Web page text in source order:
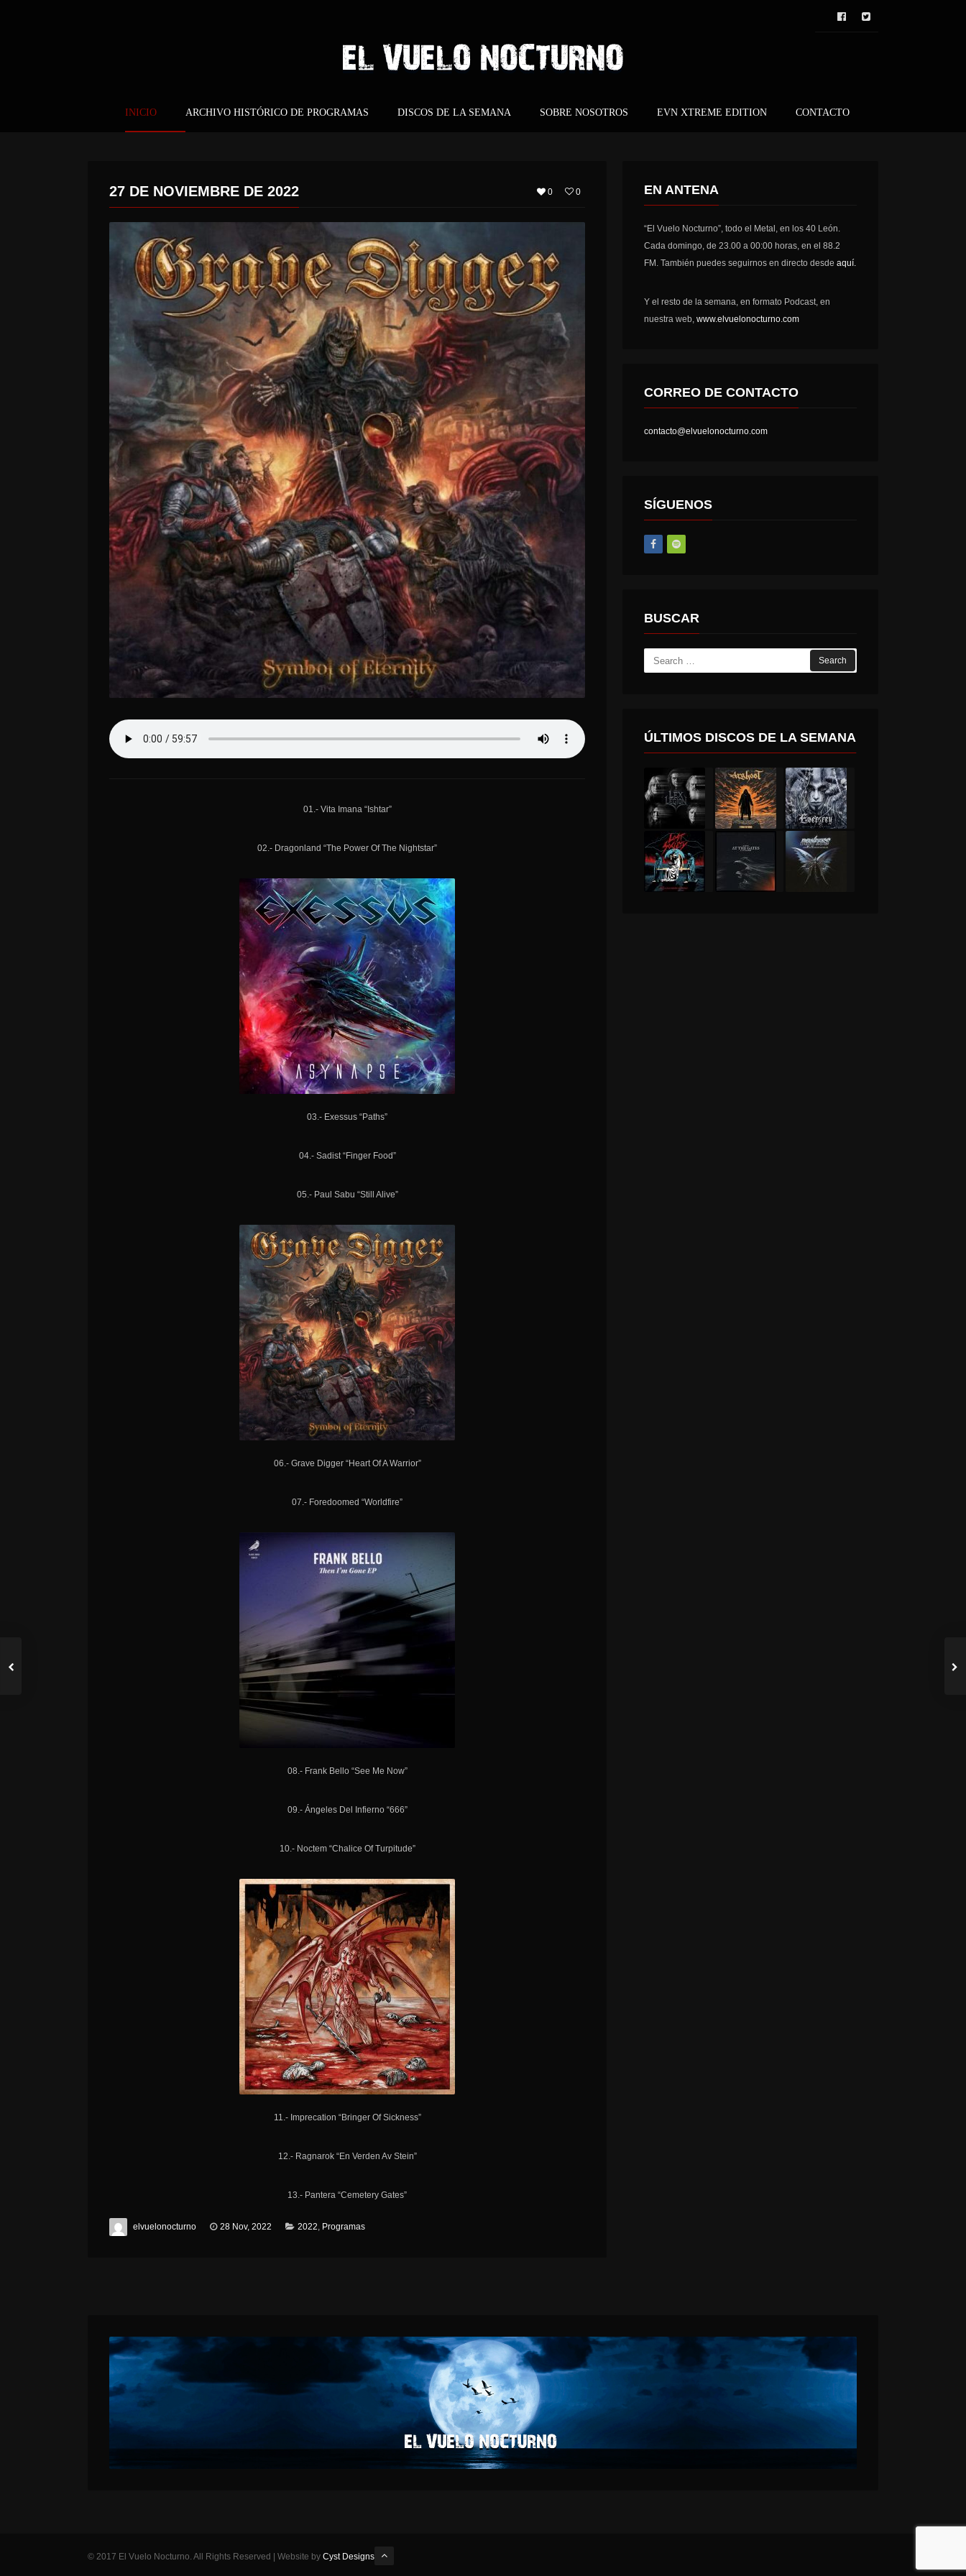
INICIO ARCHIVO HISTÓRICO DE PROGRAMAS DISCOS DE LA SEMANA SOBRE NOSOTROS EVN XTREME EDITION CONTACTO
0 0
27 DE NOVIEMBRE DE 2022
01.- Vita Imana “Ishtar”
02.- Dragonland “The Power Of The Nightstar”
03.- Exessus “Paths”
04.- Sadist “Finger Food”
05.- Paul Sabu “Still Alive”
06.- Grave Digger “Heart Of A Warrior”
07.- Foredoomed “Worldfire”
08.- Frank Bello “See Me Now”
09.- Ángeles Del Infierno “666”
10.- Noctem “Chalice Of Turpitude”
11.- Imprecation “Bringer Of Sickness”
12.- Ragnarok “En Verden Av Stein”
13.- Pantera “Cemetery Gates”
elvuelonocturno 28 Nov, 2022 2022, Programas
EN ANTENA
“El Vuelo Nocturno”, todo el Metal, en los 40 León.
Cada domingo, de 23.00 a 00:00 horas, en el 88.2
FM. También puedes seguirnos en directo desdeaquí.
Y el resto de la semana, en formato Podcast, en
nuestra web,www.elvuelonocturno.com
CORREO DE CONTACTO
contacto@elvuelonocturno.com
SÍGUENOS
BUSCAR
Search
for:
ÚLTIMOS DISCOS DE LA SEMANA
© 2017 El Vuelo Nocturno. All Rights Reserved | Website by Cyst Designs